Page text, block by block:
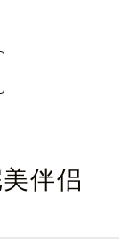
伴侣